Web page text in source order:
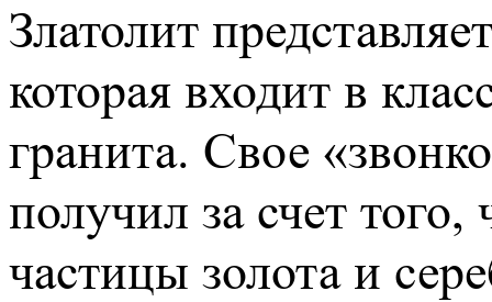
Златолит
которая входит в
гранита. Свое
получил за счет
частицы золота и